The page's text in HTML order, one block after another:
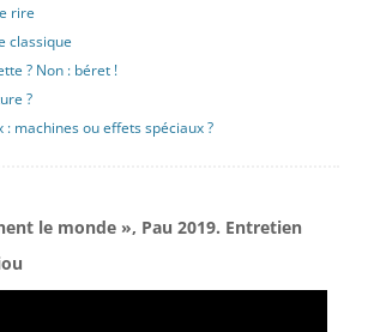
rire
classique
? Non : béret !
?
: machines ou effets spéciaux ?
le monde », Pau 2019. Entretien